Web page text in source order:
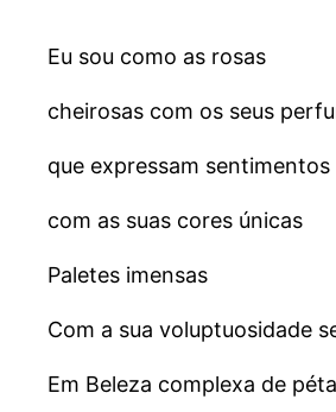
Eu sou como as rosas
cheirosas com os seus
que expressam sentimentos
com as suas cores únicas
Paletes imensas
Com a sua voluptuosidade
Em Beleza complexa de